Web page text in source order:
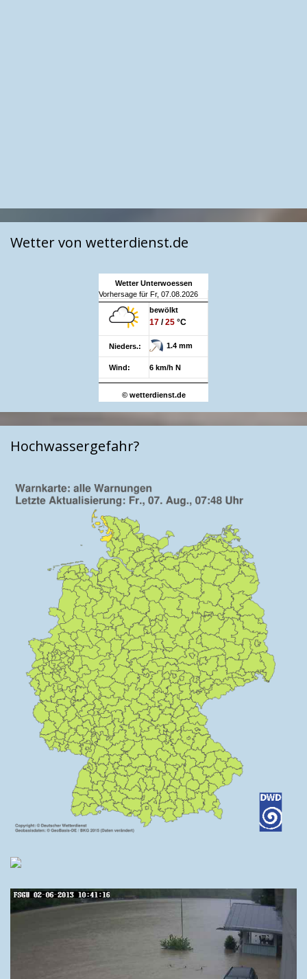
Wetter von wetterdienst.de
Wetter Unterwoessen
Vorhersage für Fr, 07.08.2026
bewölkt
17 /25 °C
Nieders.: 1.4 mm
Wind: 6 km/h N
© wetterdienst.de
Hochwassergefahr?